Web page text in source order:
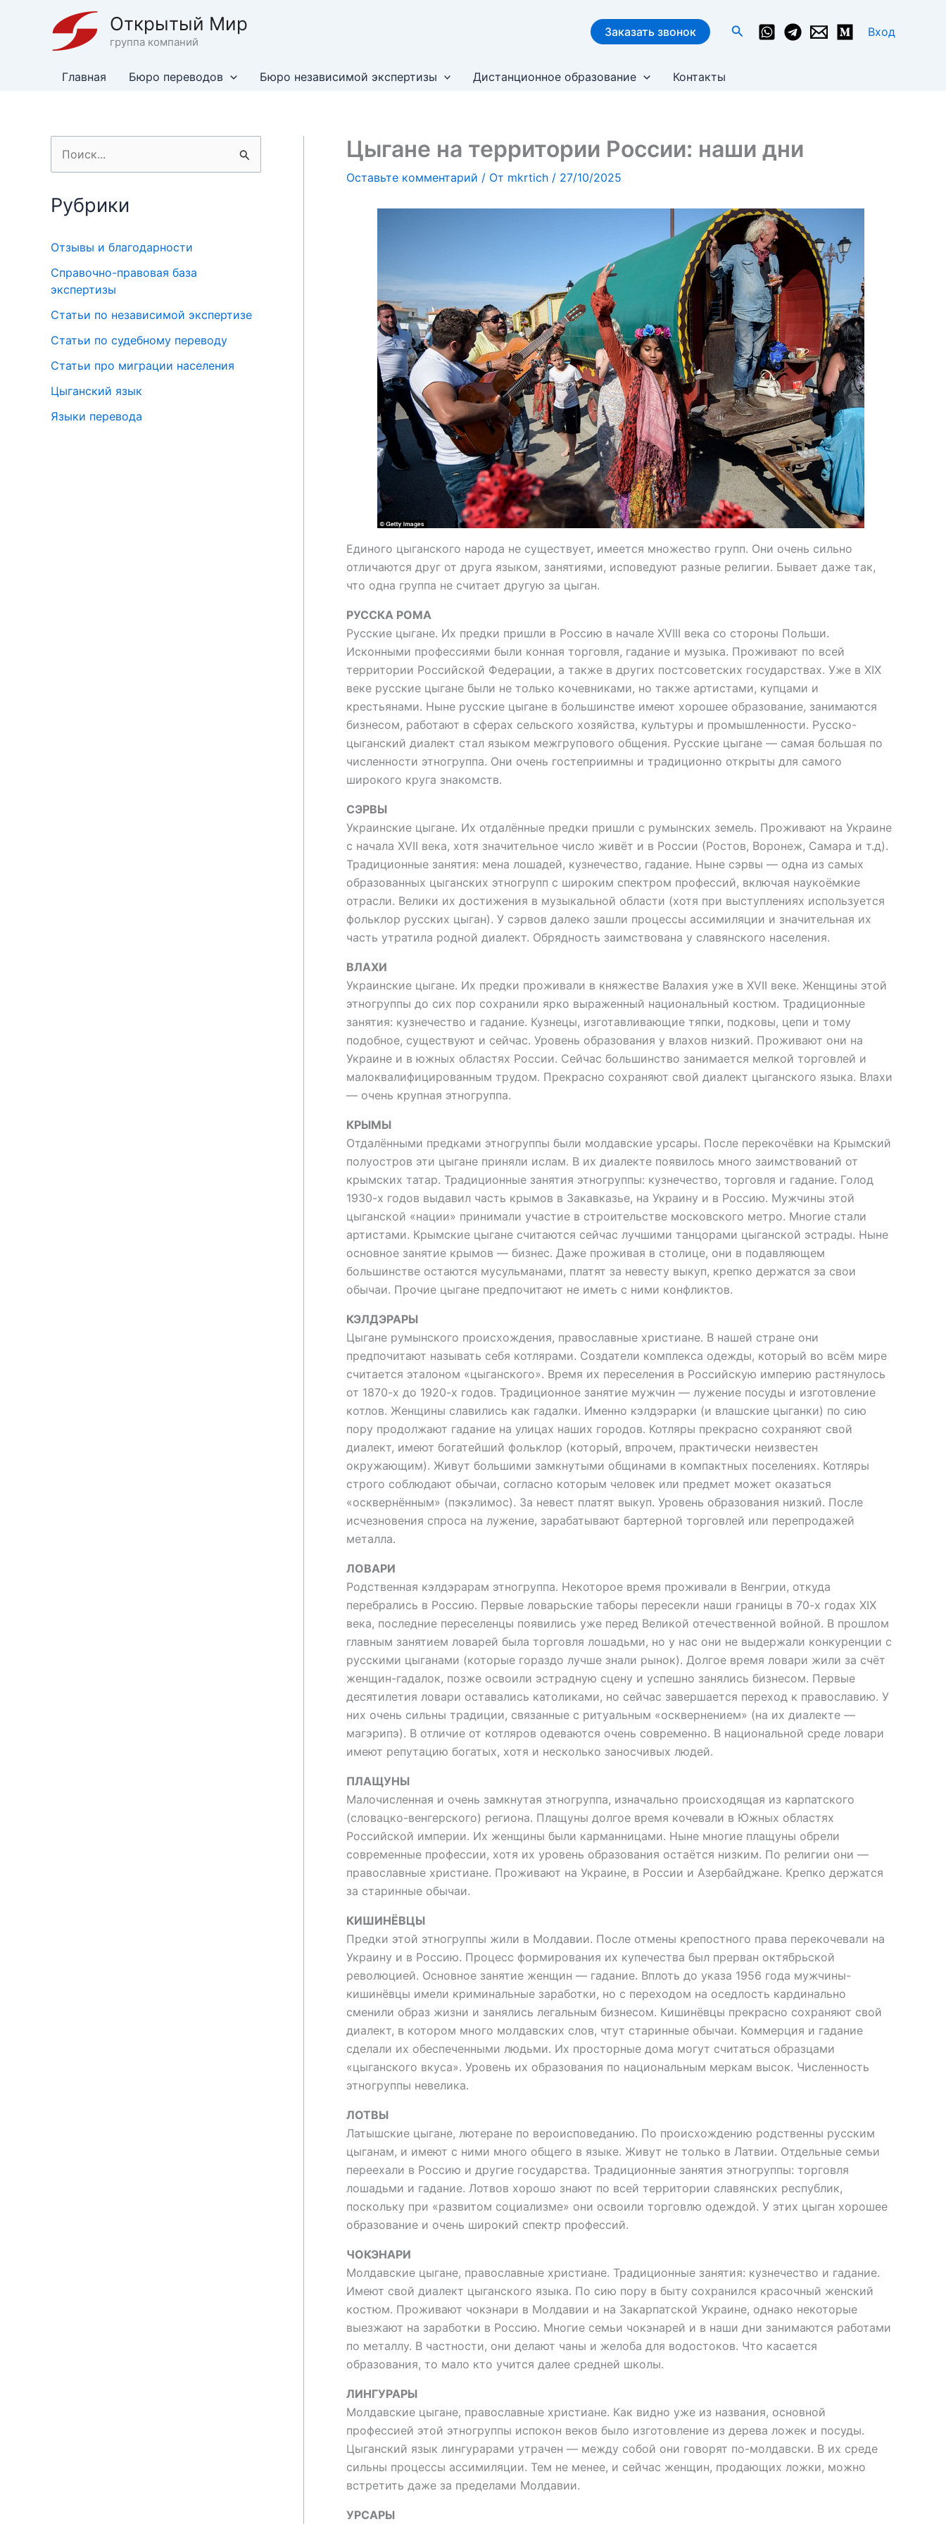
содержимому
Открытый Мир
группа компаний
Заказать звонок Поиск Вход
Главная Бюро переводов Бюро независимой экспертизы Дистанционное образование Контакты
о
сРубрики
Отзывы и благодарности
Справочно-правовая база
экспертизы
Статьи по независимой экспертизе
Статьи по судебному переводу
Статьи про миграции населения
Цыганский язык
Языки перевода
Цыгане на территории России: наши дни
Оставьте комментарий / От mkrtich / 27/10/2025
Единого цыганского народа не существует, имеется множество групп. Они очень сильно
отличаются друг от друга языком, занятиями, исповедуют разные религии. Бывает даже так,
что одна группа не считает другую за цыган.
РУССКА РОМА
Русские цыгане. Их предки пришли в Россию в начале XVIII века со стороны Польши.
Исконными профессиями были конная торговля, гадание и музыка. Проживают по всей
территории Российской Федерации, а также в других постсоветских государствах. Уже в XIX
веке русские цыгане были не только кочевниками, но также артистами, купцами и
крестьянами. Ныне русские цыгане в большинстве имеют хорошее образование, занимаются
бизнесом, работают в сферах сельского хозяйства, культуры и промышленности. Русско-
цыганский диалект стал языком межгрупового общения. Русские цыгане — самая большая по
численности этногруппа. Они очень гостеприимны и традиционно открыты для самого
широкого круга знакомств.
СЭРВЫ
Украинские цыгане. Их отдалённые предки пришли с румынских земель. Проживают на Украине
с начала XVII века, хотя значительное число живёт и в России (Ростов, Воронеж, Самара и т.д).
Традиционные занятия: мена лошадей, кузнечество, гадание. Ныне сэрвы — одна из самых
образованных цыганских этногрупп с широким спектром профессий, включая наукоёмкие
отрасли. Велики их достижения в музыкальной области (хотя при выступлениях используется
фольклор русских цыган). У сэрвов далеко зашли процессы ассимиляции и значительная их
часть утратила родной диалект. Обрядность заимствована у славянского населения.
ВЛАХИ
Украинские цыгане. Их предки проживали в княжестве Валахия уже в XVII веке. Женщины этой
этногруппы до сих пор сохранили ярко выраженный национальный костюм. Традиционные
занятия: кузнечество и гадание. Кузнецы, изготавливающие тяпки, подковы, цепи и тому
подобное, существуют и сейчас. Уровень образования у влахов низкий. Проживают они на
Украине и в южных областях России. Сейчас большинство занимается мелкой торговлей и
малоквалифицированным трудом. Прекрасно сохраняют свой диалект цыганского языка. Влахи
— очень крупная этногруппа.
КРЫМЫ
Отдалёнными предками этногруппы были молдавские урсары. После перекочёвки на Крымский
полуостров эти цыгане приняли ислам. В их диалекте появилось много заимствований от
крымских татар. Традиционные занятия этногруппы: кузнечество, торговля и гадание. Голод
1930-х годов выдавил часть крымов в Закавказье, на Украину и в Россию. Мужчины этой
цыганской «нации» принимали участие в строительстве московского метро. Многие стали
артистами. Крымские цыгане считаются сейчас лучшими танцорами цыганской эстрады. Ныне
основное занятие крымов — бизнес. Даже проживая в столице, они в подавляющем
большинстве остаются мусульманами, платят за невесту выкуп, крепко держатся за свои
обычаи. Прочие цыгане предпочитают не иметь с ними конфликтов.
КЭЛДЭРАРЫ
Цыгане румынского происхождения, православные христиане. В нашей стране они
предпочитают называть себя котлярами. Создатели комплекса одежды, который во всём мире
считается эталоном «цыганского». Время их переселения в Российскую империю растянулось
от 1870-х до 1920-х годов. Традиционное занятие мужчин — лужение посуды и изготовление
котлов. Женщины славились как гадалки. Именно кэлдэрарки (и влашские цыганки) по сию
пору продолжают гадание на улицах наших городов. Котляры прекрасно сохраняют свой
диалект, имеют богатейший фольклор (который, впрочем, практически неизвестен
окружающим). Живут большими замкнутыми общинами в компактных поселениях. Котляры
строго соблюдают обычаи, согласно которым человек или предмет может оказаться
«осквернённым» (пэкэлимос). За невест платят выкуп. Уровень образования низкий. После
исчезновения спроса на лужение, зарабатывают бартерной торговлей или перепродажей
металла.
ЛОВАРИ
Родственная кэлдэрарам этногруппа. Некоторое время проживали в Венгрии, откуда
перебрались в Россию. Первые ловарьские таборы пересекли наши границы в 70-х годах XIX
века, последние переселенцы появились уже перед Великой отечественной войной. В прошлом
главным занятием ловарей была торговля лошадьми, но у нас они не выдержали конкуренции с
русскими цыганами (которые гораздо лучше знали рынок). Долгое время ловари жили за счёт
женщин-гадалок, позже освоили эстрадную сцену и успешно занялись бизнесом. Первые
десятилетия ловари оставались католиками, но сейчас завершается переход к православию. У
них очень сильны традиции, связанные с ритуальным «осквернением» (на их диалекте —
магэрипэ). В отличие от котляров одеваются очень современно. В национальной среде ловари
имеют репутацию богатых, хотя и несколько заносчивых людей.
ПЛАЩУНЫ
Малочисленная и очень замкнутая этногруппа, изначально происходящая из карпатского
(словацко-венгерского) региона. Плащуны долгое время кочевали в Южных областях
Российской империи. Их женщины были карманницами. Ныне многие плащуны обрели
современные профессии, хотя их уровень образования остаётся низким. По религии они —
православные христиане. Проживают на Украине, в России и Азербайджане. Крепко держатся
за старинные обычаи.
КИШИНЁВЦЫ
Предки этой этногруппы жили в Молдавии. После отмены крепостного права перекочевали на
Украину и в Россию. Процесс формирования их купечества был прерван октябрьской
революцией. Основное занятие женщин — гадание. Вплоть до указа 1956 года мужчины-
кишинёвцы имели криминальные заработки, но с переходом на оседлость кардинально
сменили образ жизни и занялись легальным бизнесом. Кишинёвцы прекрасно сохраняют свой
диалект, в котором много молдавских слов, чтут старинные обычаи. Коммерция и гадание
сделали их обеспеченными людьми. Их просторные дома могут считаться образцами
«цыганского вкуса». Уровень их образования по национальным меркам высок. Численность
этногруппы невелика.
ЛОТВЫ
Латышские цыгане, лютеране по вероисповеданию. По происхождению родственны русским
цыганам, и имеют с ними много общего в языке. Живут не только в Латвии. Отдельные семьи
переехали в Россию и другие государства. Традиционные занятия этногруппы: торговля
лошадьми и гадание. Лотвов хорошо знают по всей территории славянских республик,
поскольку при «развитом социализме» они освоили торговлю одеждой. У этих цыган хорошее
образование и очень широкий спектр профессий.
ЧОКЭНАРИ
Молдавские цыгане, православные христиане. Традиционные занятия: кузнечество и гадание.
Имеют свой диалект цыганского языка. По сию пору в быту сохранился красочный женский
костюм. Проживают чокэнари в Молдавии и на Закарпатской Украине, однако некоторые
выезжают на заработки в Россию. Многие семьи чокэнарей и в наши дни занимаются работами
по металлу. В частности, они делают чаны и желоба для водостоков. Что касается
образования, то мало кто учится далее средней школы.
ЛИНГУРАРЫ
Молдавские цыгане, православные христиане. Как видно уже из названия, основной
профессией этой этногруппы испокон веков было изготовление из дерева ложек и посуды.
Цыганский язык лингурарами утрачен — между собой они говорят по-молдавски. В их среде
сильны процессы ассимиляции. Тем не менее, и сейчас женщин, продающих ложки, можно
встретить даже за пределами Молдавии.
УРСАРЫ